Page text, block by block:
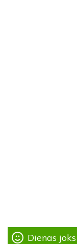
Dienas joks